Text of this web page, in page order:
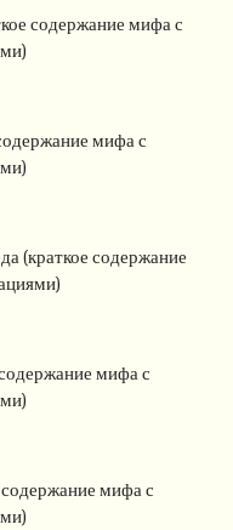
содержание мифа с
мифа с
(краткое содержание
мифа с
мифа с